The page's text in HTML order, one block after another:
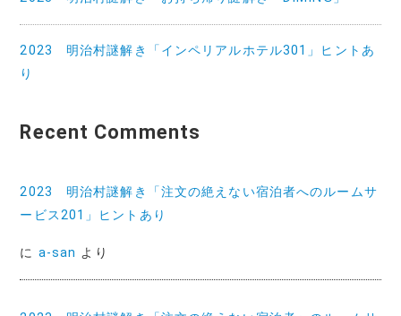
2023 明治村謎解き「インペリアルホテル301」ヒントあ
り
Recent Comments
2023 明治村謎解き「注文の絶えない宿泊者へのルームサ
ービス201」ヒントあり
に a-san より